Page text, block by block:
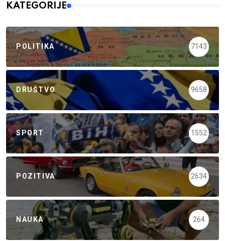
KATEGORIJE
POLITIKA 7143
DRUŠTVO 9658
SPORT 1552
POZITIVA 2634
NAUKA 264